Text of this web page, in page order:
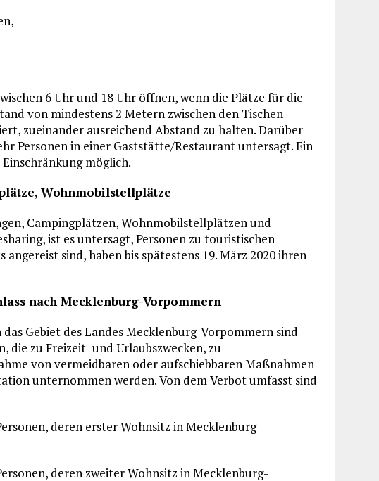
6 Uhr und 18 Uhr öffnen, wenn die Plätze für die
von mindestens 2 Metern zwischen den Tischen
zueinander ausreichend Abstand zu halten. Darüber
Personen in einer Gaststätte/Restaurant untersagt. Ein
möglich.
Wohnmobilstellplätze
Campingplätzen, Wohnmobilstellplätzen und
ist es untersagt, Personen zu touristischen
angereist sind, haben bis spätestens 19. März 2020 ihren
nach Mecklenburg-Vorpommern
Gebiet des Landes Mecklenburg-Vorpommern sind
die zu Freizeit- und Urlaubszwecken, zu
von vermeidbaren oder aufschiebbaren Maßnahmen
unternommen werden. Von dem Verbot umfasst sind
deren erster Wohnsitz in Mecklenburg-
deren zweiter Wohnsitz in Mecklenburg-